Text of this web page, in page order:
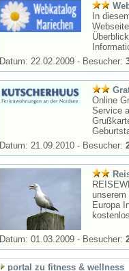
In
Datum: 22.02.2009 - Besucher:
Online
Service
Datum: 21.09.2010 - Besucher:
unserem
Europa
Datum: 01.03.2009 - Besucher:
portal zu fitness & wellness